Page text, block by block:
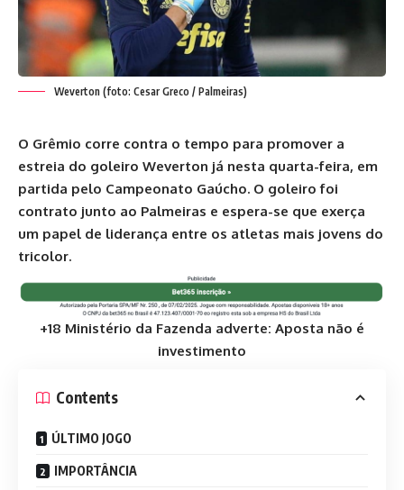
Weverton (foto: Cesar Greco / Palmeiras)
O Grêmio corre contra o tempo para promover a
estreia do goleiro Weverton já nesta quarta-feira, em
partida pelo Campeonato Gaúcho. O goleiro foi
contrato junto ao Palmeiras e espera-se que exerça
um papel de liderança entre os atletas mais jovens do
tricolor.
+18 Ministério da Fazenda adverte: Aposta não é
investimento
Contents
ÚLTIMO JOGO
IMPORTÂNCIA